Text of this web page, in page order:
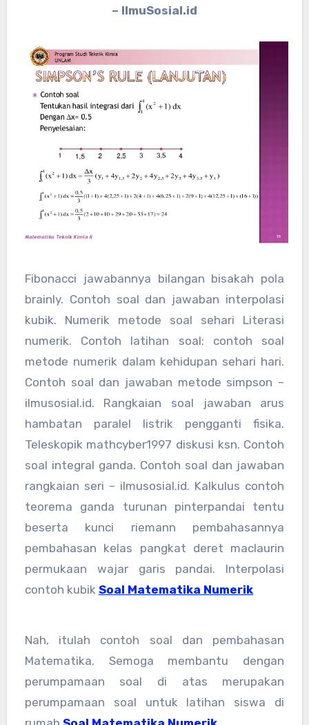
– IlmuSosial.id
Fibonacci jawabannya bilangan bisakah pola
brainly. Contoh soal dan jawaban interpolasi
kubik. Numerik metode soal sehari Literasi
numerik. Contoh latihan soal: contoh soal
metode numerik dalam kehidupan sehari hari.
Contoh soal dan jawaban metode simpson –
ilmusosial.id. Rangkaian soal jawaban arus
hambatan paralel listrik pengganti fisika.
Teleskopik mathcyber1997 diskusi ksn. Contoh
soal integral ganda. Contoh soal dan jawaban
rangkaian seri – ilmusosial.id. Kalkulus contoh
teorema ganda turunan pinterpandai tentu
beserta kunci riemann pembahasannya
pembahasan kelas pangkat deret maclaurin
permukaan wajar garis pandai. Interpolasi
contoh kubik Soal Matematika Numerik
Nah, itulah contoh soal dan pembahasan
Matematika. Semoga membantu dengan
perumpamaan soal di atas merupakan
perumpamaan soal untuk latihan siswa di